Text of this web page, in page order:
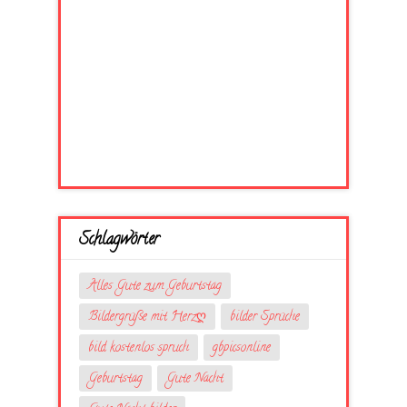
Schlagwörter
Alles Gute zum Geburtstag
Bildergrüße mit Herzღ
bilder Sprüche
bild kostenlos spruch
gbpicsonline
Geburtstag
Gute Nacht